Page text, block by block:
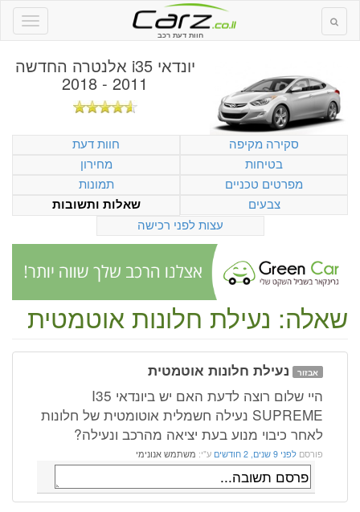
חוות דעת רכב
יונדאי i35 אלנטרה החדשה
2011 - 2018
סקירה מקיפה
חוות דעת
בטיחות
מחירון
מפרטים טכניים
תמונות
צבעים
שאלות ותשובות
עצות לפני רכישה
שאלה: נעילת חלונות אוטמטית
אבזור נעילת חלונות אוטמטית
היי שלום רוצה לדעת האם יש ביונדאי I35
SUPREME נעילה חשמלית אוטומטית של חלונות
לאחר כיבוי מנוע בעת יציאה מהרכב ונעילה?
פורסם לפני 9 שנים, 2 חודשים ע"י: משתמש אנונימי